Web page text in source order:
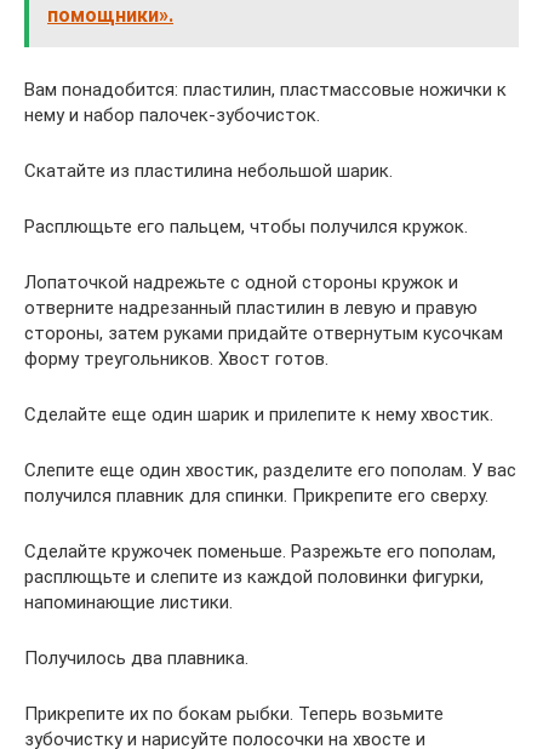
помощники».
Вам понадобится: пластилин, пластмассовые ножички к
нему и набор палочек-зубочисток.
Скатайте из пластилина небольшой шарик.
Расплющьте его пальцем, чтобы получился кружок.
Лопаточкой надрежьте с одной стороны кружок и
отверните надрезанный пластилин в левую и правую
стороны, затем руками придайте отвернутым кусочкам
форму треугольников. Хвост готов.
Сделайте еще один шарик и прилепите к нему хвостик.
Слепите еще один хвостик, разделите его пополам. У вас
получился плавник для спинки. Прикрепите его сверху.
Сделайте кружочек поменьше. Разрежьте его пополам,
расплющьте и слепите из каждой половинки фигурки,
напоминающие листики.
Получилось два плавника.
Прикрепите их по бокам рыбки. Теперь возьмите
зубочистку и нарисуйте полосочки на хвосте и